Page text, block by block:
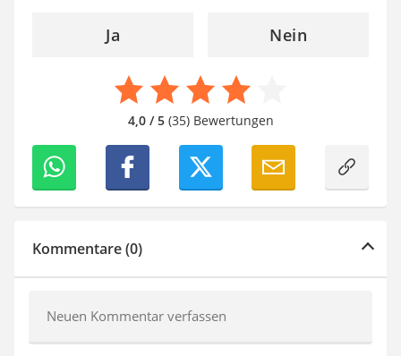
Ja Nein
4,0 / 5(35) Bewertungen
Kommentare (0)
Neuen Kommentar verfassen